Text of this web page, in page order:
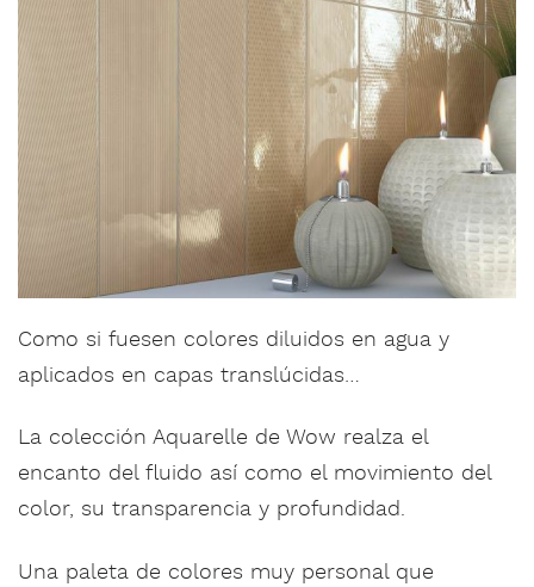
Como si fuesen colores diluidos en agua y
aplicados en capas translúcidas…
La colección Aquarelle de Wow realza el
encanto del fluido así como el movimiento del
color, su transparencia y profundidad.
Una paleta de colores muy personal que